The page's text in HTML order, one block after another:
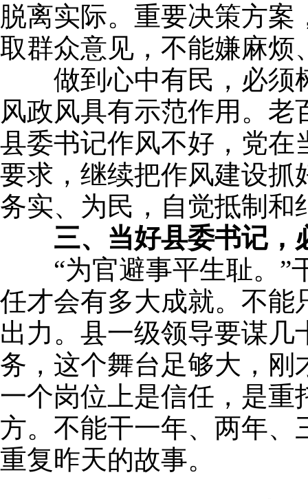
脱离实际。重要决策方
取群众意见，不能嫌麻烦
做到心中有民，必须树
风政风具有示范作用。
县委书记作风不好，党在
要求，继续把作风建设抓
务实、为民，自觉抵制和
三、当好县委书记，
“为官避事平生耻。”干
任才会有多大成就。不能
出力。县一级领导要谋
务，这个舞台足够大，刚
一个岗位上是信任，是重
方。不能干一年、两年
重复昨天的故事。